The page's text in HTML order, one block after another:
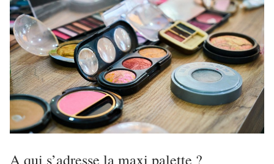
A qui s’adresse la maxi palette ?